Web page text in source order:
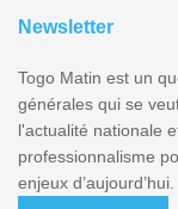
Newsletter
Togo Matin est un
générales qui se
l'actualité nationale
professionnalisme
enjeux d’aujourd’hui.